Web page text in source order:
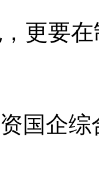
更要
企综